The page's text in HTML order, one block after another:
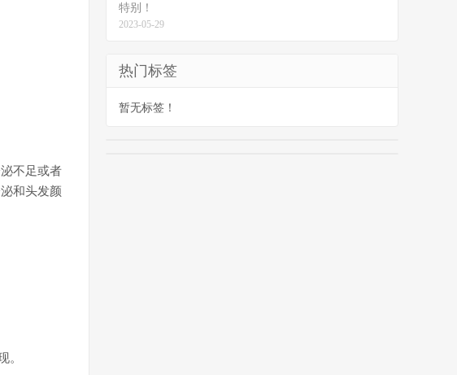
不足或者
和头发颜
。
特别！
2023-05-29
热门标签
暂无标签！